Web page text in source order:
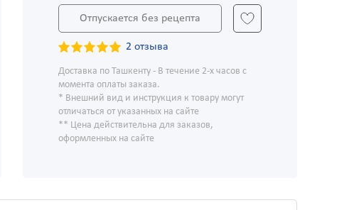
Отпускается без рецепта
2 отзыва
Доставка по Ташкенту - В течение 2-х часов с
момента оплаты заказа.
* Внешний вид и инструкция к товару могут
отличаться от указанных на сайте
** Цена действительна для заказов,
оформленных на сайте